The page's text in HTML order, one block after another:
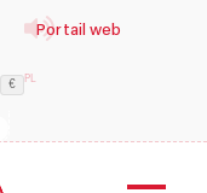
Portail web
€ PL